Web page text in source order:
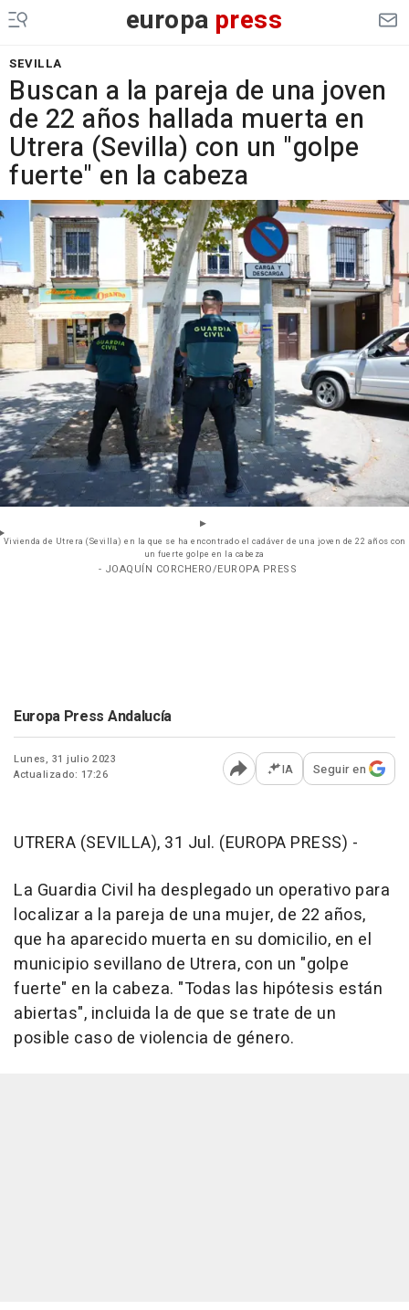
europa press
SEVILLA
Buscan a la pareja de una joven
de 22 años hallada muerta en
Utrera (Sevilla) con un "golpe
fuerte" en la cabeza
Vivienda de Utrera (Sevilla) en la que se ha encontrado el cadáver de una joven de 22 años con
un fuerte golpe en la cabeza
- JOAQUÍN CORCHERO/EUROPA PRESS
Europa Press Andalucía
Lunes, 31 julio 2023
Actualizado: 17:26
Abrir opciones para
IA Seguir en
UTRERA (SEVILLA), 31 Jul. (EUROPA PRESS) -
La Guardia Civil ha desplegado un operativo para
localizar a la pareja de una mujer, de 22 años,
que ha aparecido muerta en su domicilio, en el
municipio sevillano de Utrera, con un "golpe
fuerte" en la cabeza. "Todas las hipótesis están
abiertas", incluida la de que se trate de un
posible caso de violencia de género.